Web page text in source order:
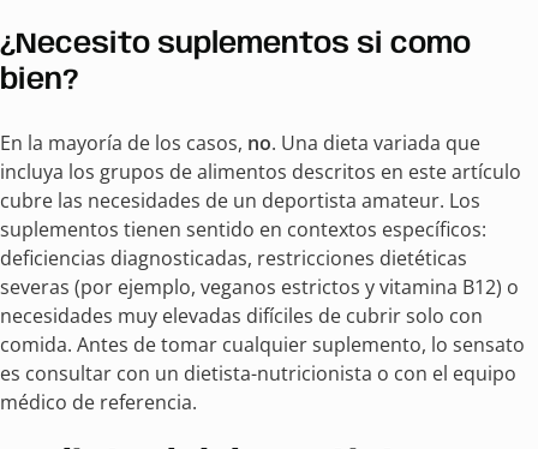
¿Necesito suplementos si como
bien?
En la mayoría de los casos, no. Una dieta variada que
incluya los grupos de alimentos descritos en este artículo
cubre las necesidades de un deportista amateur. Los
suplementos tienen sentido en contextos específicos:
deficiencias diagnosticadas, restricciones dietéticas
severas (por ejemplo, veganos estrictos y vitamina B12) o
necesidades muy elevadas difíciles de cubrir solo con
comida. Antes de tomar cualquier suplemento, lo sensato
es consultar con un dietista-nutricionista o con el equipo
médico de referencia.